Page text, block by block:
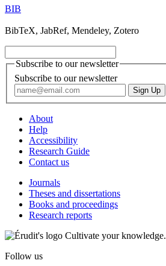
BIB
BibTeX, JabRef, Mendeley, Zotero
Subscribe to our newsletter
Subscribe to our newsletter
About
Help
Accessibility
Research Guide
Contact us
Journals
Theses and dissertations
Books and proceedings
Research reports
Cultivate your knowledge.
Follow us